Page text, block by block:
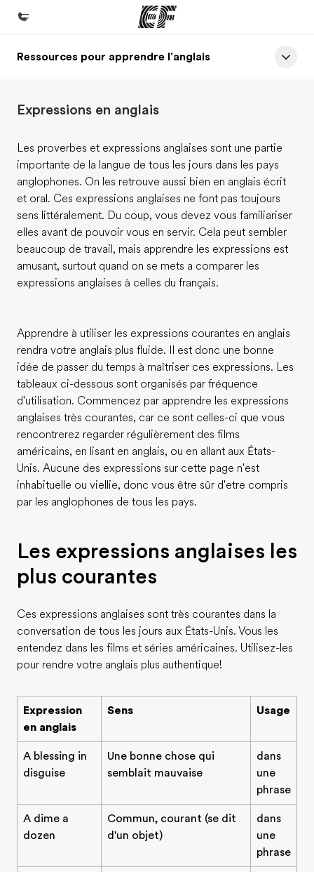
Accueil
Programmes
Bureaux
Trouver un bureau
A propos de nous
Qui sommes-nous ?
EF recrute
Ressources pour apprendre l'anglais
Expressions en anglais
Les proverbes et expressions anglaises sont une partie
importante de la langue de tous les jours dans les pays
anglophones. On les retrouve aussi bien en anglais écrit
et oral. Ces expressions anglaises ne font pas toujours
sens littéralement. Du coup, vous devez vous familiariser
elles avant de pouvoir vous en servir. Cela peut sembler
beaucoup de travail, mais apprendre les expressions est
amusant, surtout quand on se mets a comparer les
expressions anglaises à celles du français.
Apprendre à utiliser les expressions courantes en anglais
rendra votre anglais plus fluide. Il est donc une bonne
idée de passer du temps à maîtriser ces expressions. Les
tableaux ci-dessous sont organisés par fréquence
d'utilisation. Commencez par apprendre les expressions
anglaises très courantes, car ce sont celles-ci que vous
rencontrerez regarder régulièrement des films
américains, en lisant en anglais, ou en allant aux États-
Unis. Aucune des expressions sur cette page n'est
inhabituelle ou viellie, donc vous être sûr d'etre compris
par les anglophones de tous les pays.
Les expressions anglaises les
plus courantes
Ces expressions anglaises sont très courantes dans la
conversation de tous les jours aux États-Unis. Vous les
entendez dans les films et séries américaines. Utilisez-les
pour rendre votre anglais plus authentique!
Expression
en anglais
Sens Usage
A blessing in
disguise
Une bonne chose qui
semblait mauvaise
dans
une
phrase
A dime a
dozen
Commun, courant (se dit
d'un objet)
dans
une
phrase